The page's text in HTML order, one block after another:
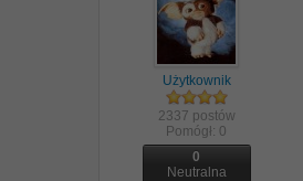
Użytkownik
2337 postów
Pomógł: 0
0
Neutralna